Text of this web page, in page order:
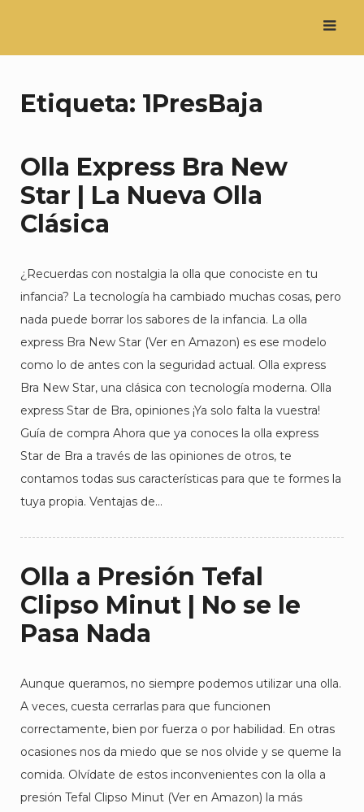
contenido
Etiqueta: 1PresBaja
Olla Express Bra New
Star | La Nueva Olla
Clásica
¿Recuerdas con nostalgia la olla que conociste en tu
infancia? La tecnología ha cambiado muchas cosas, pero
nada puede borrar los sabores de la infancia. La olla
express Bra New Star (Ver en Amazon) es ese modelo
como lo de antes con la seguridad actual. Olla express
Bra New Star, una clásica con tecnología moderna. Olla
express Star de Bra, opiniones ¡Ya solo falta la vuestra!
Guía de compra Ahora que ya conoces la olla express
Star de Bra a través de las opiniones de otros, te
contamos todas sus características para que te formes la
tuya propia. Ventajas de…
Olla a Presión Tefal
Clipso Minut | No se le
Pasa Nada
Aunque queramos, no siempre podemos utilizar una olla.
A veces, cuesta cerrarlas para que funcionen
correctamente, bien por fuerza o por habilidad. En otras
ocasiones nos da miedo que se nos olvide y se queme la
comida. Olvídate de estos inconvenientes con la olla a
presión Tefal Clipso Minut (Ver en Amazon) la más